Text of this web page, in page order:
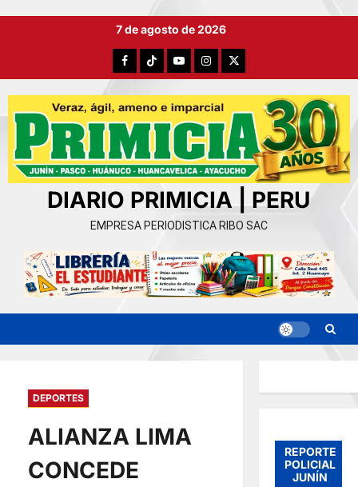
7 de agosto de 2026
FacebookTikTokYouTubeInstagram
X
DIARIO PRIMICIA | PERU
EMPRESA PERIODISTICA RIBO SAC
DEPORTES
ALIANZA LIMA
CONCEDE
REPORTE
POLICIAL
JUNÍN